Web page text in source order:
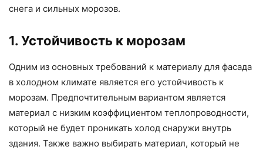
снега и сильных морозов.
1. Устойчивость к морозам
Одним из основных требований к материалу для фасада
в холодном климате является его устойчивость к
морозам. Предпочтительным вариантом является
материал с низким коэффициентом теплопроводности,
который не будет проникать холод снаружи внутрь
здания. Также важно выбирать материал, который не